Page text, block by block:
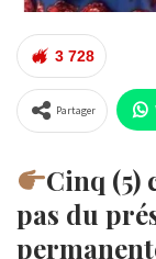
3 728
Partager
Cinq (5)
pas du